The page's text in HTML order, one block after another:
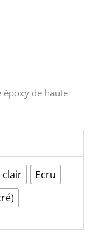
époxy de haute
clair
Ecru